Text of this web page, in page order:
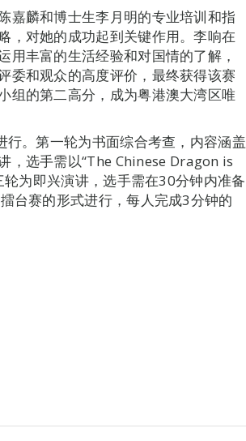
嘉麟和博士生李月明的专业培训和指
，对她的成功起到关键作用。李响在
用丰富的生活经验和对国情的了解，
委和观众的高度评价，最终获得该赛
组的第二高分，成为粤港澳大湾区唯
行。第一轮为书面综合考查，内容涵盖
，选手需以“The Chinese Dragon is
为即兴演讲，选手需在30分钟内准备
台赛的形式进行，每人完成3分钟的